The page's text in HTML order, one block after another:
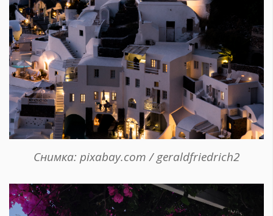
Снимка: pixabay.com / geraldfriedrich2